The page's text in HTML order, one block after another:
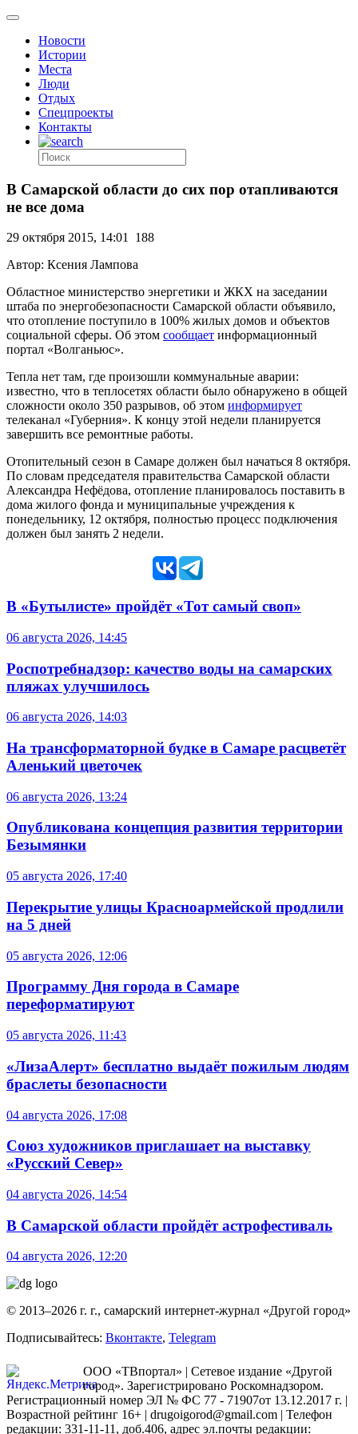
Новости
Истории
Места
Люди
Отдых
Спецпроекты
Контакты
В Самарской области до сих пор отапливаются
не все дома
29 октября 2015, 14:01 188
Автор: Ксения Лампова
Областное министерство энергетики и ЖКХ на заседании
штаба по энергобезопасности Самарской области объявило,
что отопление поступило в 100% жилых домов и объектов
социальной сферы. Об этом сообщает информационный
портал «Волганьюс».
Тепла нет там, где произошли коммунальные аварии:
известно, что в теплосетях области было обнаружено в общей
сложности около 350 разрывов, об этом информирует
телеканал «Губерния». К концу этой недели планируется
завершить все ремонтные работы.
Отопительный сезон в Самаре должен был начаться 8 октября.
По словам председателя правительства Самарской области
Александра Нефёдова, отопление планировалось поставить в
дома жилого фонда и муниципальные учреждения к
понедельнику, 12 октября, полностью процесс подключения
должен был занять 2 недели.
В «Бутылисте» пройдёт «Тот самый своп»
06 августа 2026, 14:45
Роспотребнадзор: качество воды на самарских
пляжах улучшилось
06 августа 2026, 14:03
На трансформаторной будке в Самаре расцветёт
Аленький цветочек
06 августа 2026, 13:24
Опубликована концепция развития территории
Безымянки
05 августа 2026, 17:40
Перекрытие улицы Красноармейской продлили
на 5 дней
05 августа 2026, 12:06
Программу Дня города в Самаре
переформатируют
05 августа 2026, 11:43
«ЛизаАлерт» бесплатно выдаёт пожилым людям
браслеты безопасности
04 августа 2026, 17:08
Союз художников приглашает на выставку
«Русский Север»
04 августа 2026, 14:54
В Самарской области пройдёт астрофестиваль
04 августа 2026, 12:20
© 2013–2026 г. г., самарский интернет-журнал «Другой город»
Подписывайтесь: Вконтакте, Telegram
ООО «ТВпортал» | Сетевое издание «Другой
город». Зарегистрировано Роскомнадзором.
Регистрационный номер ЭЛ № ФС 77 - 71907от 13.12.2017 г. |
Возрастной рейтинг 16+ | drugoigorod@gmail.com | Телефон
редакции: 331-11-11, доб.406, адрес эл.почты редакции: